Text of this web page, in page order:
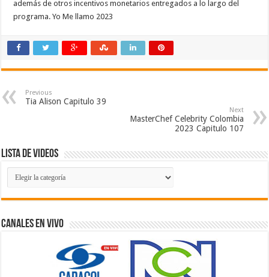
además de otros incentivos monetarios entregados a lo largo del
programa. Yo Me llamo 2023 ​
Previous
Tia Alison Capitulo 39
Next
MasterChef Celebrity Colombia
2023 Capitulo 107
Lista de Videos
Lista
de
Videos
Canales En Vivo